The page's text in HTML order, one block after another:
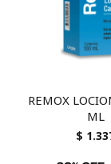
REMOX
ML
$